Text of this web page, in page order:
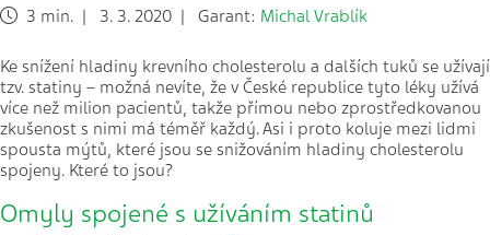
3 min. | 3. 3. 2020 | Garant: Michal Vrablík
Ke snížení hladiny krevního cholesterolu a dalších tuků se užívají
tzv. statiny – možná nevíte, že v České republice tyto léky užívá
více než milion pacientů, takže přímou nebo zprostředkovanou
zkušenost s nimi má téměř každý. Asi i proto koluje mezi lidmi
spousta mýtů, které jsou se snižováním hladiny cholesterolu
spojeny. Které to jsou?
Omyly spojené s užíváním statinů